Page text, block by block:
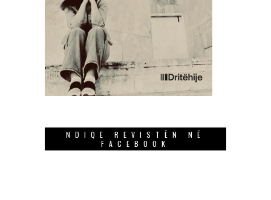
NDIQE REVISTËN NË
FACEBOOK